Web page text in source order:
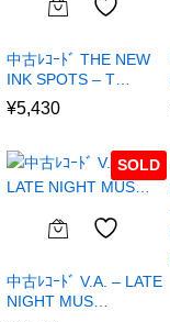
中古ﾚｺｰﾄﾞ THE NEW
INK SPOTS – T…
¥5,430
SOLD
中古ﾚｺｰﾄﾞ V.A. – LATE
NIGHT MUS…